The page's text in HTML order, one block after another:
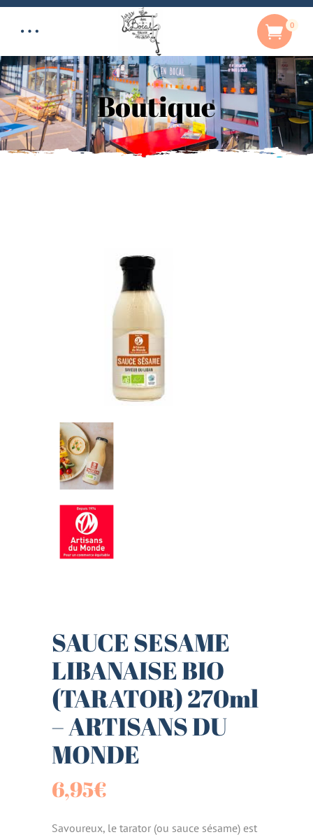
0
Boutique
SAUCE SESAME
LIBANAISE BIO
(TARATOR) 270ml
– ARTISANS DU
MONDE
6,95€
Savoureux, le tarator (ou sauce sésame) est